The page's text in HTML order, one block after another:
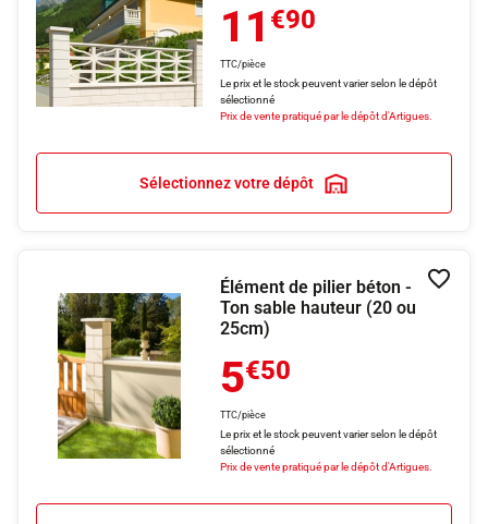
11 €90
TTC/pièce
Le prix et le stock peuvent varier selon le dépôt
sélectionné
Prix de vente pratiqué par le dépôt d'Artigues.
Sélectionnez votre dépôt
Élément de pilier béton -
Ton sable hauteur (20 ou
25cm)
5€50
TTC/pièce
Le prix et le stock peuvent varier selon le dépôt
sélectionné
Prix de vente pratiqué par le dépôt d'Artigues.